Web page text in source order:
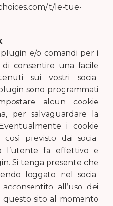
it/le-tue-
e/o comandi per i
consentire una facile
sui vostri social
sono programmati
alcun cookie
per salvaguardare la
i cookie
previsto dai social
l’utente fa effettivo e
Si tenga presente che
loggato nel social
all’uso dei
questo sito al momento